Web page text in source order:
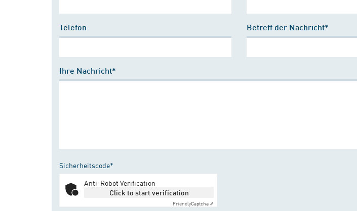
Telefon Betreff der Nachricht*
Ihre Nachricht*
Sicherheitscode*
Anti-Robot Verification
Click to start verification
FriendlyCaptcha ⇗